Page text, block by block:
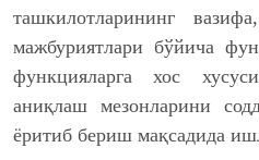
ташкилотларининг
мажбуриятлари бўйича
функцияларга хос
аниқлаш мезонларини
ёритиб бериш мақсадида